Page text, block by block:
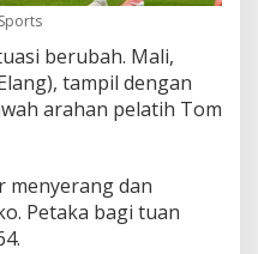
berubah. Mali,
tampil dengan
arahan pelatih Tom
menyerang dan
Petaka bagi tuan